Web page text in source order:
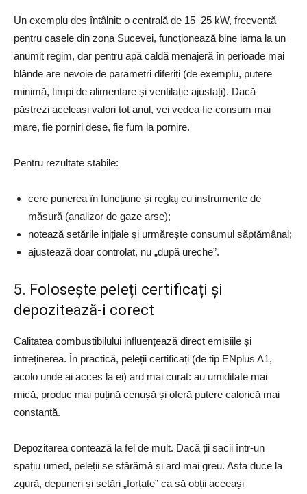
Un exemplu des întâlnit: o centrală de 15–25 kW, frecventă
pentru casele din zona Sucevei, funcționează bine iarna la un
anumit regim, dar pentru apă caldă menajeră în perioade mai
blânde are nevoie de parametri diferiți (de exemplu, putere
minimă, timpi de alimentare și ventilație ajustați). Dacă
păstrezi aceleași valori tot anul, vei vedea fie consum mai
mare, fie porniri dese, fie fum la pornire.
Pentru rezultate stabile:
cere punerea în funcțiune și reglaj cu instrumente de
măsură (analizor de gaze arse);
notează setările inițiale și urmărește consumul săptămânal;
ajustează doar controlat, nu „după ureche”.
5. Folosește peleți certificați și
depozitează-i corect
Calitatea combustibilului influențează direct emisiile și
întreținerea. În practică, peleții certificați (de tip ENplus A1,
acolo unde ai acces la ei) ard mai curat: au umiditate mai
mică, produc mai puțină cenușă și oferă putere calorică mai
constantă.
Depozitarea contează la fel de mult. Dacă ții sacii într-un
spațiu umed, peleții se sfărâmă și ard mai greu. Asta duce la
zgură, depuneri și setări „forțate” ca să obții aceeași